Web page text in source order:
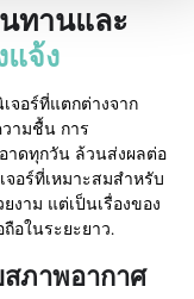
ทานและ
แจ้ง
จอร์ที่แตกต่างจาก
ามชื้น การ
าดทุกวัน ล้วนส่งผลต่อ
จอร์ที่เหมาะสมสำหรับ
งาม แต่เป็นเรื่องของ
อในระยะยาว.
ภาพอากาศ